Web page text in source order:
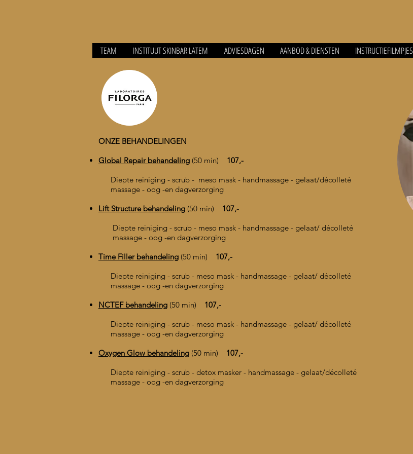
TEAM INSTITUUT SKINBAR LATEM ADVIESDAGEN AANBOD & DIENSTEN INSTRUCTIEFILMPJES
ONZE BEHANDELINGEN
Global Repair behandeling (50 min)
107,-
Diepte reiniging - scrub - meso mask - handmassage - gelaat/décolleté
massage - oog -en dagverzorging
Lift Structure behandeling (50 min)
107,-
Diepte reiniging - scrub - meso mask - handmassage - gelaat/ décolleté
massage - oog -en dagverzorging
Time Filler behandeling (50 min) 107,-
Diepte reiniging - scrub - meso mask - handmassage - gelaat/ décolleté
massage - oog -en dagverzorging
NCTEF behandeling (50 min)
107,-
Diepte reiniging - scrub - meso mask - handmassage - gelaat/ décolleté
massage - oog -en dagverzorging
Oxygen Glow behandeling (50 min)
107,-
Diepte reiniging - scrub - detox masker - handmassage - gelaat/décolleté
massage - oog -en dagverzorging